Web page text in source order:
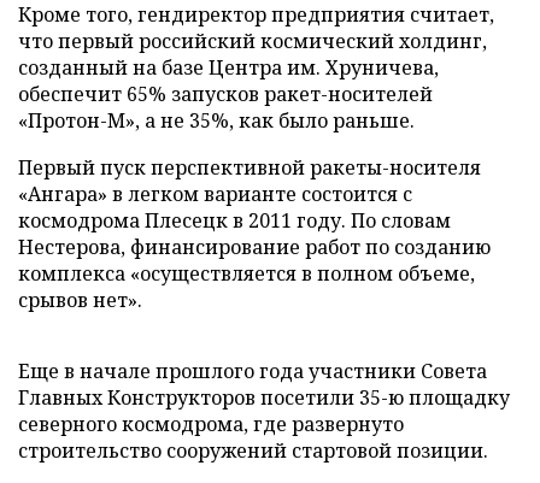
Кроме того, гендиректор предприятия считает,
что первый российский космический холдинг,
созданный на базе Центра им. Хруничева,
обеспечит 65% запусков ракет-носителей
«Протон-М», а не 35%, как было раньше.
Первый пуск перспективной ракеты-носителя
«Ангара» в легком варианте состоится с
космодрома Плесецк в 2011 году. По словам
Нестерова, финансирование работ по созданию
комплекса «осуществляется в полном объеме,
срывов нет».
Еще в начале прошлого года участники Совета
Главных Конструкторов посетили 35-ю площадку
северного космодрома, где развернуто
строительство сооружений стартовой позиции.